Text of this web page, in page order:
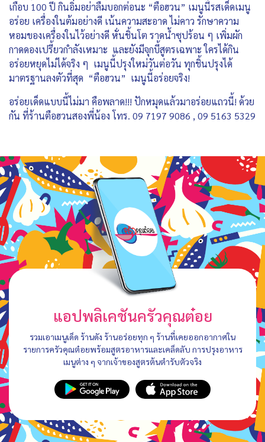
เกือบ 100 ปี กินอิ่มอย่าลืมบอกต่อนะ “ตือฮวน” เมนูนี้รสเด็ดเมนู
อร่อย เครื่องในต้มอย่างดี เน้นความสะอาด ไม่คาว รักษาความ
หอมของเครื่องในไว้อย่างดี หั่นชิ้นโต ราดน้ำซุปร้อน ๆ เพิ่มผัก
กาดดองเปรี้ยวกำลังเหมาะ และยังมีจุกบี้สูตรเฉพาะ ใครได้กิน
อร่อยหยุดไม่ได้จริง ๆ เมนูนี้ปรุงใหม่วันต่อวัน ทุกชิ้นปรุงได้
มาตรฐานลงตัวที่สุด “ตือฮวน” เมนูนี้อร่อยจริง!
อร่อยเด็ดแบบนี้ไม่มา คือพลาด!!! ปักหมุดแล้วมาอร่อยแถวนี้! ด้วย
กัน ที่ร้านตือฮวนสองพี่น้อง โทร. 09 7197 9086 , 09 5163 5329
แอปพลิเคชันครัวคุณต๋อย
รวมเอาเมนูเด็ด ร้านดัง ร้านอร่อยทุก ๆ ร้านที่เคยออกอากาศใน
รายการครัวคุณต๋อยพร้อมสูตรอาหารและเคล็ดลับ การปรุงอาหาร
เมนูต่าง ๆ จากเจ้าของสูตรต้นตำรับตัวจริง